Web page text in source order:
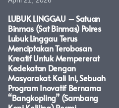
LUBUK LINGGAU – Satuan
Binmas (Sat Binmas) Polres
Lubuk Linggau Terus
Menciptakan Terobosan
Kreatif Untuk Mempererat
Kedekatan Dengan
Masyarakat. Kali Ini, Sebuah
Program Inovatif Bernama
“Bangkopling” (Sambang